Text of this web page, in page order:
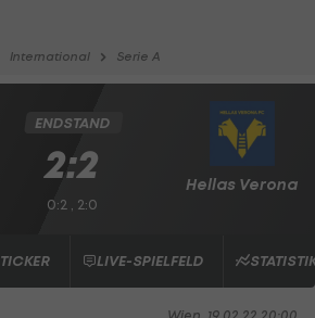
International Serie A
Hellas Verona
ENDSTAND
2:2
0:2 , 2:0
TICKER LIVE-SPIELFELD